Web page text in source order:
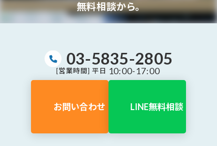
無料相談から。
03-5835-2805
[営業時間] 平日 10:00-17:00
お問い合わせ LINE無料相談